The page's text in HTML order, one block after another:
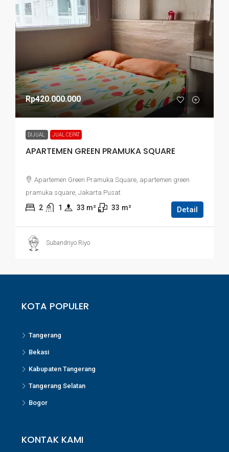
Rp420.000.000
DIJUAL JUAL CEPAT
APARTEMEN GREEN PRAMUKA SQUARE
Apartemen Green Pramuka Square, apartemen green
pramuka square, Jakarta Pusat
2 1 33 m² 33 m² Detail
Subandriyo Riyo
KOTA POPULER
Tangerang
Bekasi
Kabupaten Tangerang
Tangerang Selatan
Bogor
KONTAK KAMI